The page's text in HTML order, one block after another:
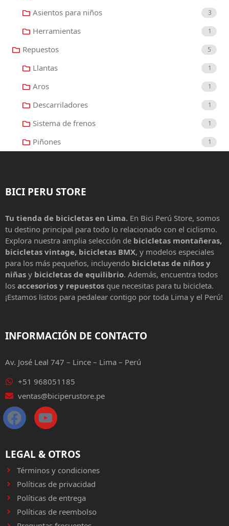
Asientos para niños 3
Herramientas 1
Repuestos 5
Llantas 1
Aros 1
Descarriladores 1
Sistema de frenos 1
Piñones 1
BICI PERU STORE
Tu tienda de bicicletas en Lima. En Bici Perú Store, somos
tu destino principal para todo lo relacionado con el ciclismo.
Explora nuestra amplia selección de bicicletas montañeras,
bicicletas vintage, bicicletas BMX, y modelos especiales
para los más pequeños, incluyendo bicicletas de niños y
niñas y bicicletas de equilibrio. Además, encuentra todos
los accesorios y repuestos que necesitas para tu bicicleta.
¡Estamos listos para pedalear contigo por toda Lima y el Perú!
INFORMACIÓN DE CONTACTO
Av. José Leal 747 – Lince – Lima – Perú
+51 968051185
ventas@biciperustore.pe
LEGAL & OTROS
Términos y condiciones
Políticas de privacidad
Políticas de entrega
Políticas de reembolso